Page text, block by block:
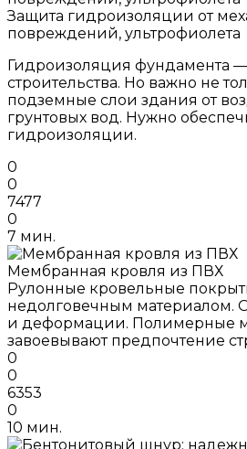
Защита гидроизоляции от
повреждений, ультрофиолета
Гидроизоляция фундамента
строительства. Но важно не
подземные слои здания от
грунтовых вод. Нужно
гидроизоляции.
0
0
7477
0
7 мин.
Мембранная кровля из ПВХ
Рулонные кровельные
недолговечным материалом.
и деформации. Полимерные
завоевывают предпочтение
0
0
6353
0
10 мин.